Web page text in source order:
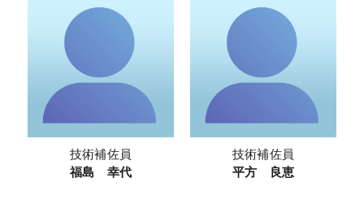
技術補佐員
福島 幸代
技術補佐員
平方 良恵